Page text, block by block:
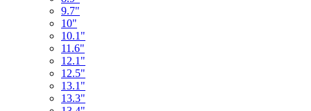
9.7"
10"
10.1"
11.6"
12.1"
12.5"
13.1"
13.3"